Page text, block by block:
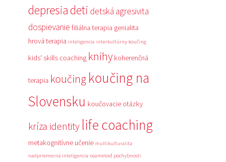
depresiadeti detská agresivita
dospievanie filiálna terapia genialita
hrová terapia inteligencia interkultúrny koučing
kids' skills coaching knihy koherenčná
terapia koučing koučing na
Slovensku koučovacie otázky
kríza identity life coaching
metakognitívne učenie multikulturalita
nadpriemerná inteligencia osamelosť pochybnosti